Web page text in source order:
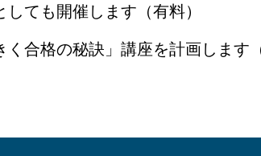
ても開催します（有料）
く合格の秘訣」講座を計画します